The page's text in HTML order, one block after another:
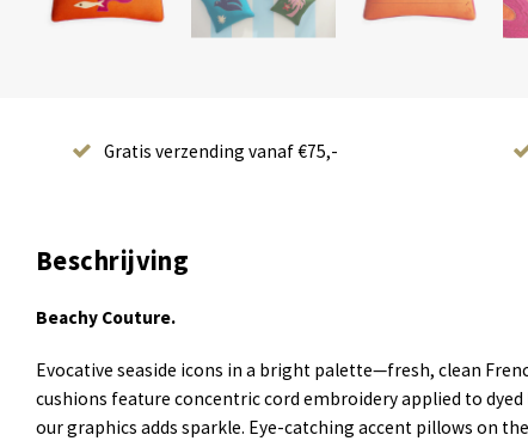
Gratis verzending vanaf €75,-
Beschrijving
Beachy Couture.
Evocative seaside icons in a bright palette—fresh, clean
cushions feature concentric cord embroidery applied to
our graphics adds sparkle. Eye-catching accent pillows on